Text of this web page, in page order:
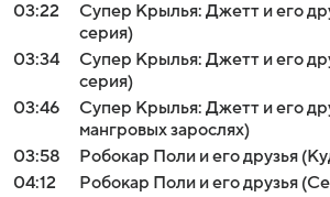
03:22
Супер Крылья: Джетт и его
серия)
03:34
Супер Крылья: Джетт и его
серия)
03:46
Супер Крылья: Джетт и его
мангровых зарослях)
03:58
Робокар Поли и его друзья
04:12
Робокар Поли и его друзья